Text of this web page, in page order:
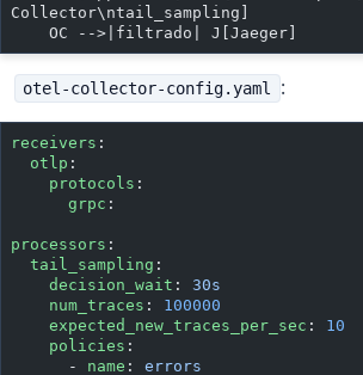
Collector\ntail_sampling]
    OC -->|filtrado| J[Jaeger]
otel-collector-config.yaml :
receivers :
  otlp
:
    protocols
:
      grpc
:
processors :
  tail_sampling
:
    decision_wait
: 30s
    num_traces
: 100000
    expected_new_traces_per_sec
: 10
    policies
:
      -
name : errors